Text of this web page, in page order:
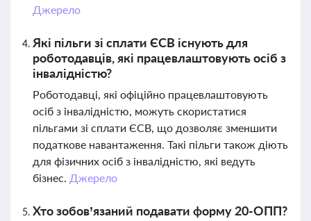
Джерело
Які пільги зі сплати ЄСВ існують для
роботодавців, які працевлаштовують осіб з
інвалідністю?
Роботодавці, які офіційно працевлаштовують
осіб з інвалідністю, можуть скористатися
пільгами зі сплати ЄСВ, що дозволяє зменшити
податкове навантаження. Такі пільги також діють
для фізичних осіб з інвалідністю, які ведуть
бізнес. Джерело
Хто зобов’язаний подавати форму 20-ОПП?